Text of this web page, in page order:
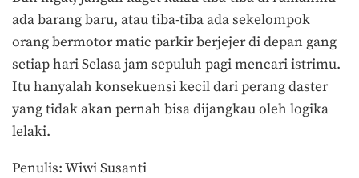
ada barang baru, atau tiba-tiba ada sekelompok
orang bermotor matic parkir berjejer di depan gang
setiap hari Selasa jam sepuluh pagi mencari istrimu.
Itu hanyalah konsekuensi kecil dari perang daster
yang tidak akan pernah bisa dijangkau oleh logika
lelaki.
Penulis: Wiwi Susanti